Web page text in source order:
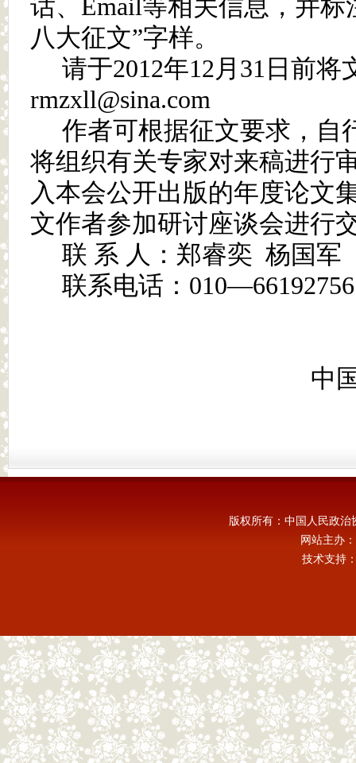
话、 Email等相关信息，并标
八大征文”字样。
请于2012年12月 31 日前将
rmzxll@sina.com
作者可根据征文要求，自
将组织有关专家对来稿进行
入本会公开出版的年度论文
文作者参加研讨座谈会进行
联 系 人：郑睿奕 杨国军
联系电话： 010—66192756
中
版权所有：中国人民政
网站主办
技术支持